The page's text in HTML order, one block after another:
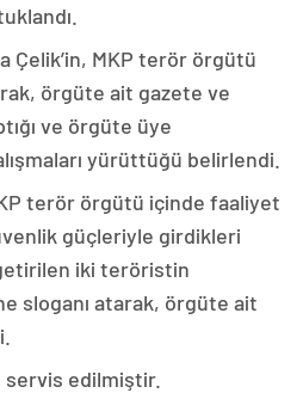
Çelik’in, MKP terör örgütü
örgüte ait gazete ve
ve örgüte üye
yürüttüğü belirlendi.
terör örgütü içinde faaliyet
güçleriyle girdikleri
iki teröristin
sloganı atarak, örgüte ait
servis edilmiştir.